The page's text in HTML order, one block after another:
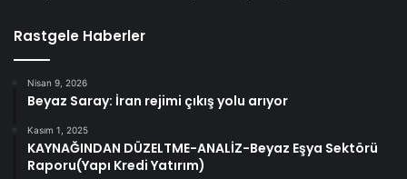
Rastgele Haberler
Nisan 9, 2026
Beyaz Saray: İran rejimi çıkış yolu arıyor
Kasım 1, 2025
KAYNAĞINDAN DÜZELTME-ANALİZ-Beyaz Eşya Sektörü
Raporu(Yapı Kredi Yatırım)